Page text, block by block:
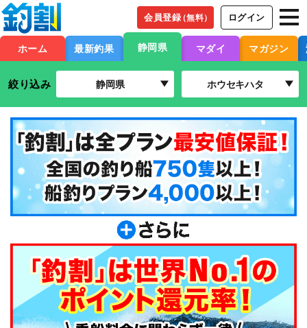
会員登録（無料） ログイン
ホーム 最新釣果 静岡県 マダイ マガジン
絞り込み 静岡県 ホウセキハタ